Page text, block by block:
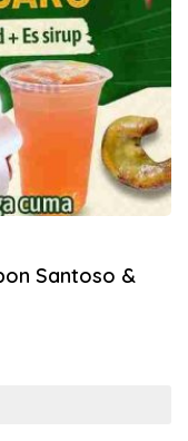
Santoso &